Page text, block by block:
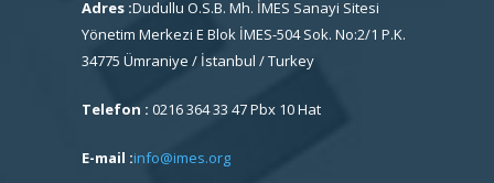
Adres :Dudullu O.S.B. Mh. İMES Sanayi Sitesi
Yönetim Merkezi E Blok İMES-504 Sok. No:2/1 P.K.
34775 Ümraniye / İstanbul / Turkey
Telefon : 0216 364 33 47 Pbx 10 Hat
E-mail :info@imes.org